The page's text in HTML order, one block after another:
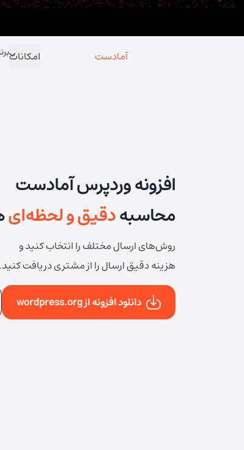
آمادست امکانات
افزونه وردپرس آمادست
محاسبهدقیق و لحظه‌ای
روش‌های ارسال مختلف را انتخاب کنید و
هزینه دقیق ارسال را از مشتری دریافت کنید.
دانلود افزونه از wordpress.org